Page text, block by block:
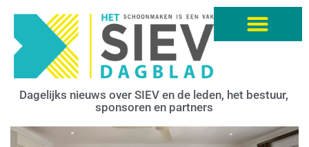
Dagelijks nieuws over SIEV en de leden, het bestuur,
sponsoren en partners